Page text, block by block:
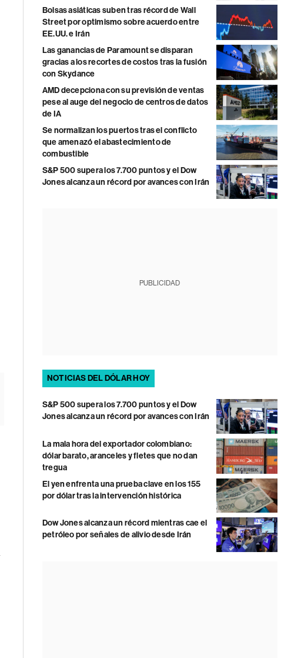
Bolsas asiáticas suben tras récord de Wall
Street por optimismo sobre acuerdo entre
EE.UU. e Irán
Las ganancias de Paramount se disparan
gracias a los recortes de costos tras la fusión
con Skydance
AMD decepciona con su previsión de ventas
pese al auge del negocio de centros de datos
de IA
Se normalizan los puertos tras el conflicto
que amenazó el abastecimiento de
combustible
S&P 500 supera los 7.700 puntos y el Dow
Jones alcanza un récord por avances con Irán
PUBLICIDAD
NOTICIAS DEL DÓLAR HOY
S&P 500 supera los 7.700 puntos y el Dow
Jones alcanza un récord por avances con Irán
La mala hora del exportador colombiano:
dólar barato, aranceles y fletes que no dan
tregua
El yen enfrenta una prueba clave en los 155
por dólar tras la intervención histórica
Dow Jones alcanza un récord mientras cae el
petróleo por señales de alivio desde Irán